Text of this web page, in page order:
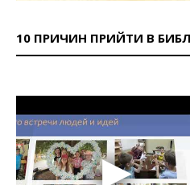
10 ПРИЧИН ПРИЙТИ В